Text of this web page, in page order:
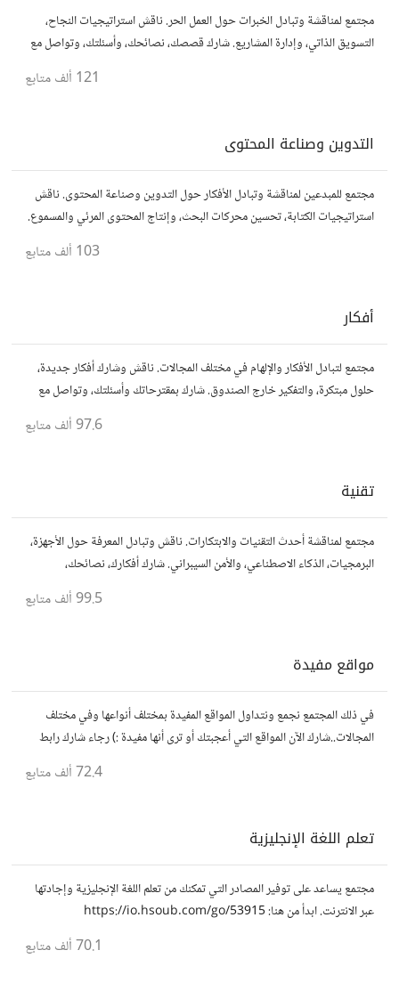
مجتمع لمناقشة وتبادل الخبرات حول العمل الحر. ناقش استراتيجيات النجاح،
التسويق الذاتي، وإدارة المشاريع. شارك قصصك، نصائحك، وأسئلتك، وتواصل مع
121 ألف متابع
التدوين وصناعة المحتوى
مجتمع للمبدعين لمناقشة وتبادل الأفكار حول التدوين وصناعة المحتوى. ناقش
استراتيجيات الكتابة، تحسين محركات البحث، وإنتاج المحتوى المرئي والمسموع.
103 ألف متابع
أفكار
مجتمع لتبادل الأفكار والإلهام في مختلف المجالات. ناقش وشارك أفكار جديدة،
حلول مبتكرة، والتفكير خارج الصندوق. شارك بمقترحاتك وأسئلتك، وتواصل مع
97.6 ألف متابع
تقنية
مجتمع لمناقشة أحدث التقنيات والابتكارات. ناقش وتبادل المعرفة حول الأجهزة،
البرمجيات، الذكاء الاصطناعي، والأمن السيبراني. شارك أفكارك، نصائحك،
99.5 ألف متابع
مواقع مفيدة
في ذلك المجتمع نجمع ونتداول المواقع المفيدة بمختلف أنواعها وفي مختلف
المجالات..شارك الآن المواقع التي أعجبتك أو ترى أنها مفيدة :) رجاء شارك رابط
72.4 ألف متابع
تعلم اللغة الإنجليزية
مجتمع يساعد على توفير المصادر التي تمكنك من تعلم اللغة الإنجليزية وإجادتها
عبر الانترنت. ابدأ من هنا: https://io.hsoub.com/go/53915
70.1 ألف متابع